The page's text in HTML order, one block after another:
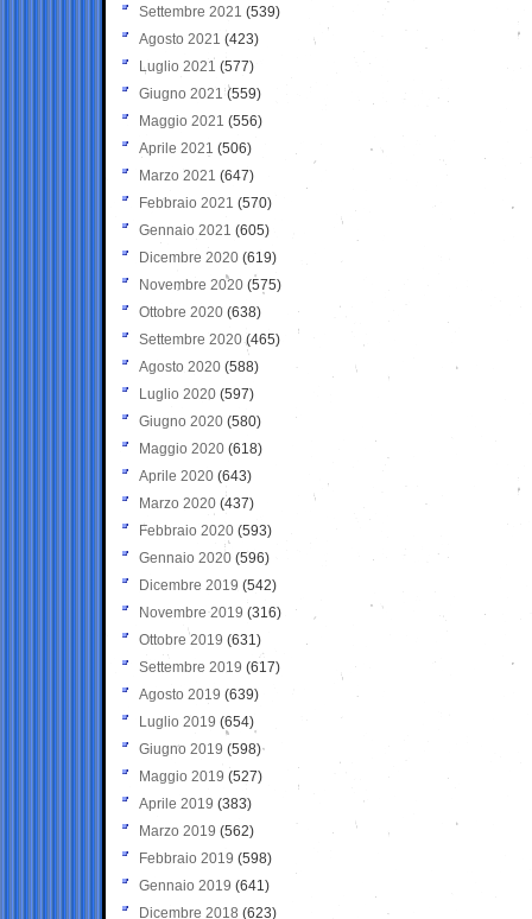
Settembre 2021 (539)
Agosto 2021 (423)
Luglio 2021 (577)
Giugno 2021(559)
Maggio 2021 (556)
Aprile 2021 (506)
Marzo 2021 (647)
Febbraio 2021 (570)
Gennaio 2021 (605)
Dicembre 2020 (619)
Novembre 2020 (575)
Ottobre 2020 (638)
Settembre 2020(465)
Agosto 2020 (588)
Luglio 2020 (597)
Giugno 2020 (580)
Maggio 2020 (618)
Aprile 2020 (643)
Marzo 2020 (437)
Febbraio 2020 (593)
Gennaio 2020 (596)
Dicembre 2019 (542)
Novembre 2019 (316)
Ottobre 2019 (631)
Settembre 2019 (617)
Agosto 2019 (639)
Luglio 2019 (654)
Giugno 2019 (598)
Maggio 2019 (527)
Aprile 2019 (383)
Marzo 2019 (562)
Febbraio 2019 (598)
Gennaio 2019 (641)
Dicembre 2018 (623)